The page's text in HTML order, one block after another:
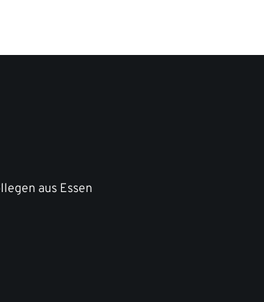
aus Essen